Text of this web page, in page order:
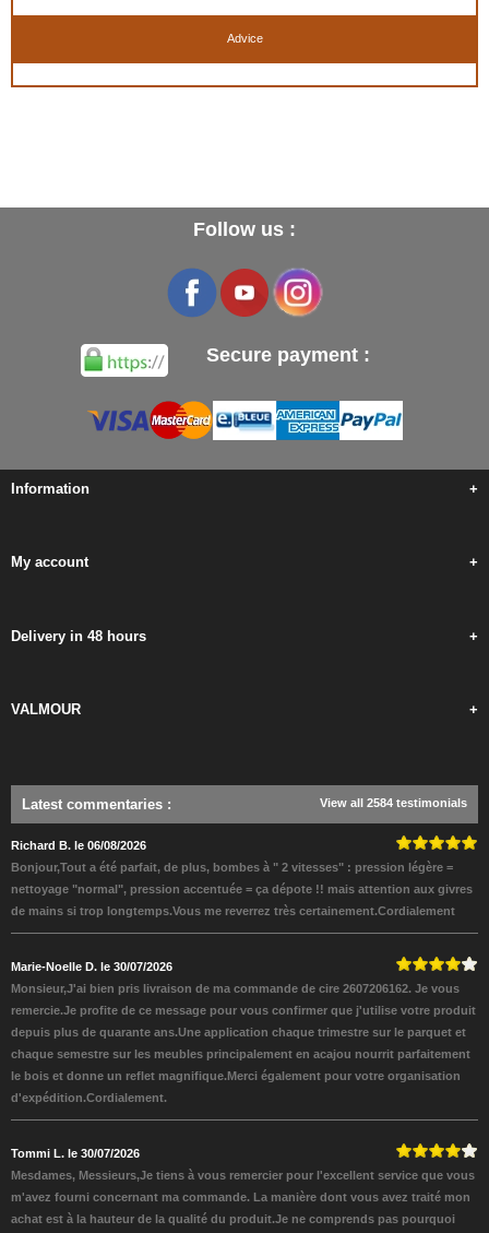
Advice
Follow us :
Secure payment :
Information +
My account +
Delivery in 48 hours +
VALMOUR +
Latest commentaries : View all 2584 testimonials
Richard B. le 06/08/2026
Bonjour,Tout a été parfait, de plus, bombes à " 2 vitesses" : pression légère =
nettoyage "normal", pression accentuée = ça dépote !! mais attention aux givres
de mains si trop longtemps.Vous me reverrez très certainement.Cordialement
Marie-Noelle D. le 30/07/2026
Monsieur,J'ai bien pris livraison de ma commande de cire 2607206162. Je vous
remercie.Je profite de ce message pour vous confirmer que j'utilise votre produit
depuis plus de quarante ans.Une application chaque trimestre sur le parquet et
chaque semestre sur les meubles principalement en acajou nourrit parfaitement
le bois et donne un reflet magnifique.Merci également pour votre organisation
d'expédition.Cordialement.
Tommi L. le 30/07/2026
Mesdames, Messieurs,Je tiens à vous remercier pour l'excellent service que vous
m'avez fourni concernant ma commande. La manière dont vous avez traité mon
achat est à la hauteur de la qualité du produit.Je ne comprends pas pourquoi